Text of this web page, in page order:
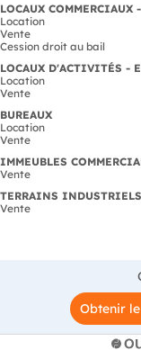
LOCAUX COMMERCIAUX
Location
Vente
Cession droit au bail
LOCAUX D'ACTIVITÉS -
Location
Vente
BUREAUX
Location
Vente
IMMEUBLES
Vente
TERRAINS
Vente
Obtenir